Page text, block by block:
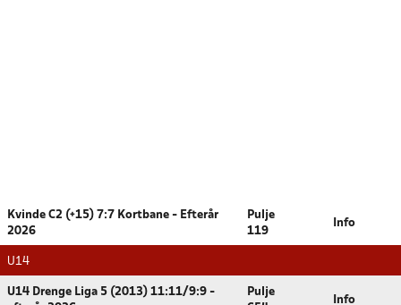
Kvinde C2 (+15) 7:7 Kortbane - Efterår
2026
Pulje
119
Info
U14
U14 Drenge Liga 5 (2013) 11:11/9:9 -
Pulje
Info